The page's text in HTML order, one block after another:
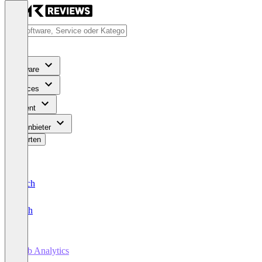
Software
Services
Content
Für Anbieter
Bewerten
Deutsch
English
Web Analytics